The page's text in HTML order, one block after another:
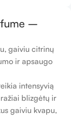
–
gaiviu citrinų
ir apsaugo
intensyvią
blizgėtų ir
gaiviu kvapu,